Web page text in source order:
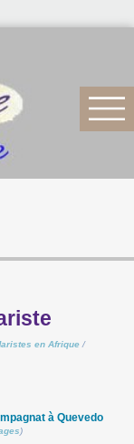
en Afrique /
à Quevedo
)